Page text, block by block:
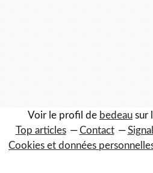
Voir le profil de bedeau sur
Top articles
Contact
Cookies et données